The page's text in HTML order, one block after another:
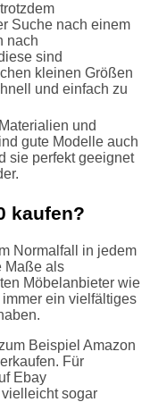
Suche nach einem
nach
sind
kleinen Größen
und einfach zu
und
gute Modelle auch
sie perfekt geeignet
kaufen?
Normalfall in jedem
Maße als
Möbelanbieter wie
ein vielfältiges
Beispiel Amazon
Für
Ebay
sogar